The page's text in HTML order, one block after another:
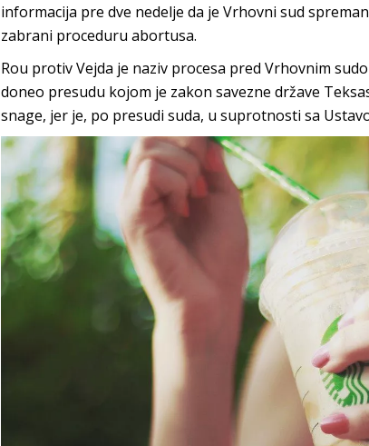
informacija pre dve nedelje da je Vrhovni sud
zabrani proceduru abortusa.
Rou protiv Vejda je naziv procesa pred Vrhovnim
doneo presudu kojom je zakon savezne države
snage, jer je, po presudi suda, u suprotnosti sa